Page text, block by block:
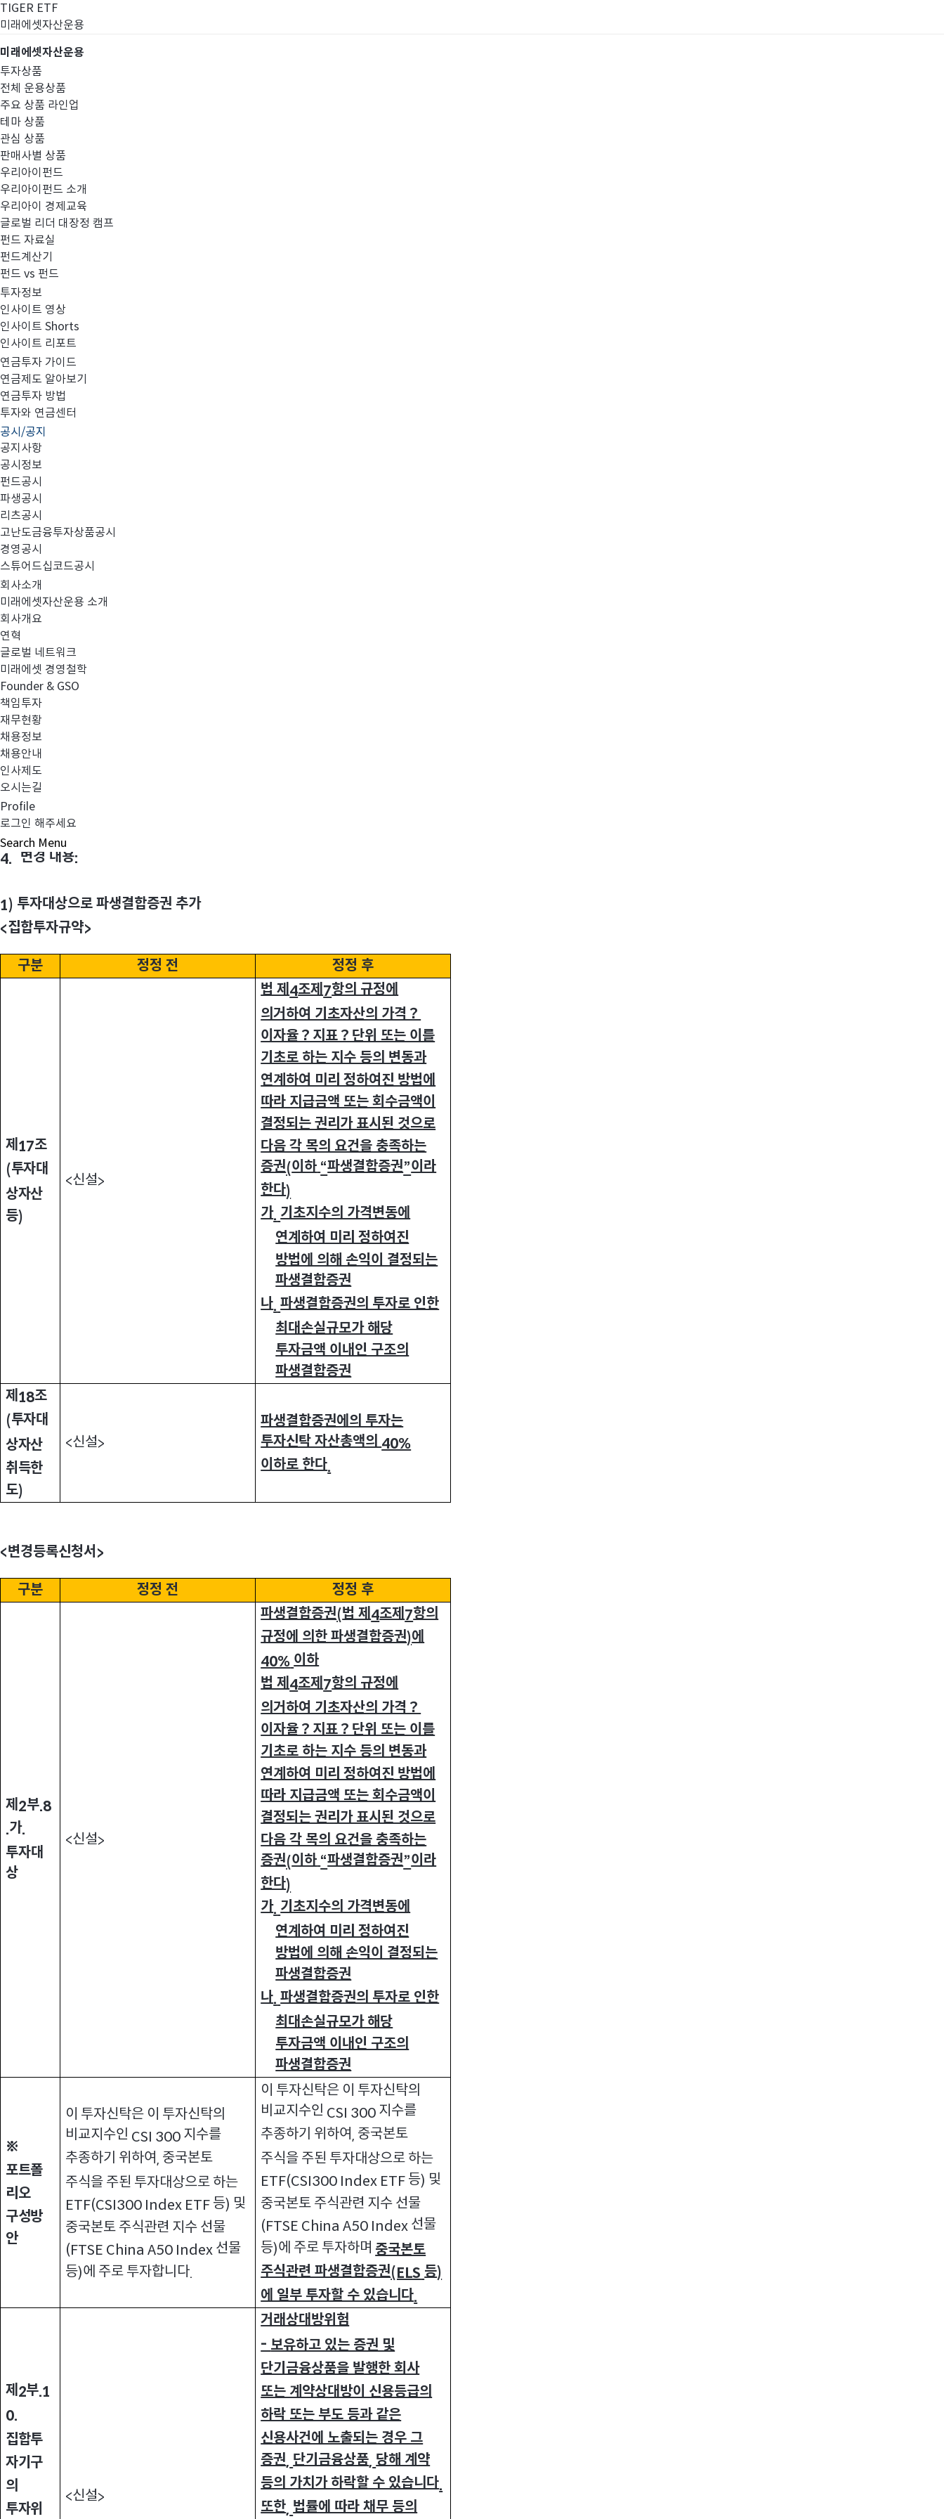
TIGER ETF
미래에셋자산운용
미래에셋자산운용
투자상품
전체 운용상품
주요 상품 라인업
테마 상품
관심 상품
판매사별 상품
우리아이펀드
우리아이펀드 소개
우리아이 경제교육
글로벌 리더 대장정 캠프
펀드 자료실
펀드계산기
펀드 vs 펀드
투자정보
인사이트 영상
인사이트 Shorts
인사이트 리포트
연금투자 가이드
연금제도 알아보기
연금투자 방법
투자와 연금센터
공시/공지
공지사항
공시정보
펀드공시
파생공시
리츠공시
고난도금융투자상품공시
경영공시
스튜어드십코드공시
회사소개
미래에셋자산운용 소개
회사개요
연혁
글로벌 네트워크
미래에셋 경영철학
Founder & GSO
책임투자
재무현황
채용정보
채용안내
인사제도
오시는길
Profile
로그인 해주세요
Search Menu
펀드공시
집합투자규약 변경의 건
1. 대상 펀드
1
2
미래에셋인덱스로차이나
2. 변경 사항
1)투자대상으로 파생결합증권 추가
2)비교지수 방법론 일부 변경
3. 효력발생예정일
4. 변경 내용:
1) 투자대상으로 파생결합증권 추가
<집합투자규약>
구분 정정 전 정정 후
제 17조
(투자대
상자산
등)
<신설>
법 제 4조제 7항의 규정에
의거하여 기초자산의 가격？
이자율？지표？단위 또는 이를
기초로 하는 지수 등의 변동과
연계하여 미리 정하여진 방법에
따라 지급금액 또는 회수금액이
결정되는 권리가 표시된 것으로
다음 각 목의 요건을 충족하는
증권(이하 “파생결합증권”이라
한다)
가. 기초지수의 가격변동에
연계하여 미리 정하여진
방법에 의해 손익이 결정되는
파생결합증권
나. 파생결합증권의 투자로 인한
최대손실규모가 해당
투자금액 이내인 구조의
파생결합증권
제 18조
(투자대
상자산
취득한
도)
<신설>
파생결합증권에의 투자는
투자신탁 자산총액의 40%
이하로 한다.
<변경등록신청서 >
구분 정정 전 정정 후
제 2부.8
.가.
투자대
상
<신설>
파생결합증권(법 제 4조제 7항의
규정에 의한 파생결합증권)에
40% 이하
법 제 4조제 7항의 규정에
의거하여 기초자산의 가격？
이자율？지표？단위 또는 이를
기초로 하는 지수 등의 변동과
연계하여 미리 정하여진 방법에
따라 지급금액 또는 회수금액이
결정되는 권리가 표시된 것으로
다음 각 목의 요건을 충족하는
증권(이하 “파생결합증권”이라
한다)
가. 기초지수의 가격변동에
연계하여 미리 정하여진
방법에 의해 손익이 결정되는
파생결합증권
나. 파생결합증권의 투자로 인한
최대손실규모가 해당
투자금액 이내인 구조의
파생결합증권
※
포트폴
리오
구성방
안
이 투자신탁은 이 투자신탁의
비교지수인 CSI 300 지수를
추종하기 위하여, 중국본토
주식을 주된 투자대상으로 하는
ETF(CSI300 Index ETF 등) 및
중국본토 주식관련 지수 선물
(FTSE China A50 Index 선물
등)에 주로 투자합니다.
이 투자신탁은 이 투자신탁의
비교지수인 CSI 300 지수를
추종하기 위하여, 중국본토
주식을 주된 투자대상으로 하는
ETF(CSI300 Index ETF 등) 및
중국본토 주식관련 지수 선물
(FTSE China A50 Index 선물
등)에 주로 투자하며 중국본토
주식관련 파생결합증권(ELS 등)
에 일부 투자할 수 있습니다.
제 2부.1
0.
집합투
자기구
의
투자위
<신설>
거래상대방위험
- 보유하고 있는 증권 및
단기금융상품을 발행한 회사
또는 계약상대방이 신용등급의
하락 또는 부도 등과 같은
신용사건에 노출되는 경우 그
증권, 단기금융상품, 당해 계약
등의 가치가 하락할 수 있습니다.
또한, 법률에 따라 채무 등의